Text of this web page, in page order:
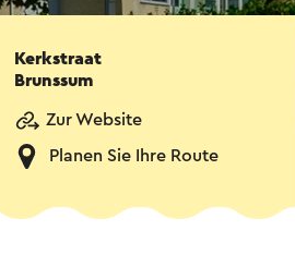
Kerkstraat
Brunssum
Zur Website
Planen Sie Ihre Route